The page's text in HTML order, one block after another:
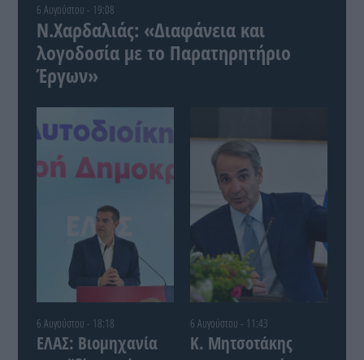
6 Αυγούστου - 19:08
Ν.Χαρδαλιάς: «Διαφάνεια και
λογοδοσία με το Παρατηρητήριο
Έργων»
6 Αυγούστου - 18:18
ΕΛΑΣ: Βιομηχανία
6 Αυγούστου - 11:43
Κ. Μητσοτάκης